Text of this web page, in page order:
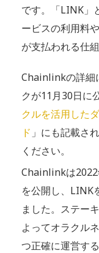
です。「LINK」
ービスの利用料や
が支払われる仕
Chainlinkの詳細
クが11月30日に
クルを活用した
ド 」にも記載さ
ください。
Chainlinkは
を公開し、LINK
ました。ステー
よってオラクル
つ正確に運営す